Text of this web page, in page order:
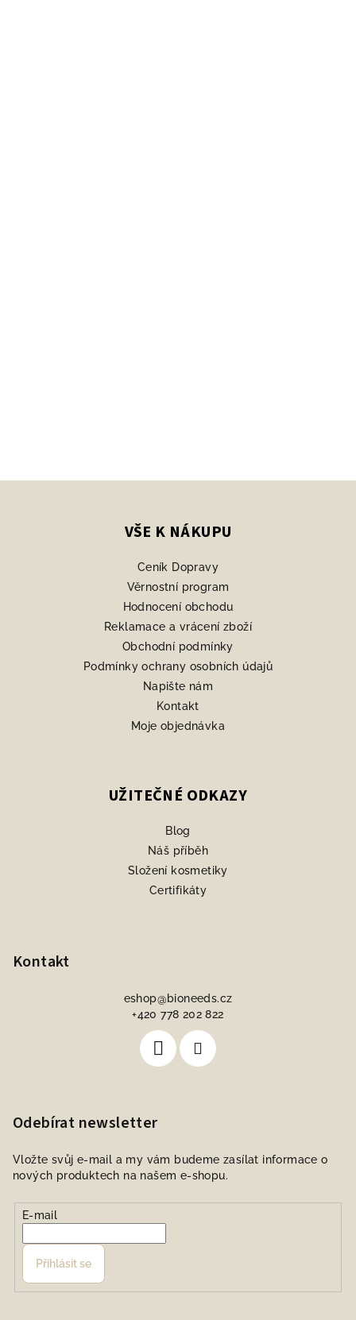
VŠE K NÁKUPU
Ceník Dopravy
Věrnostní program
Hodnocení obchodu
Reklamace a vrácení zboží
Obchodní podmínky
Podmínky ochrany osobních údajů
Napište nám
Kontakt
Moje objednávka
UŽITEČNÉ ODKAZY
Blog
Náš příběh
Složení kosmetiky
Certifikáty
Kontakt
eshop@bioneeds.cz
+420 778 202 822
Odebírat newsletter
Vložte svůj e-mail a my vám budeme zasílat informace o
nových produktech na našem e-shopu.
E-mail
Přihlásit se